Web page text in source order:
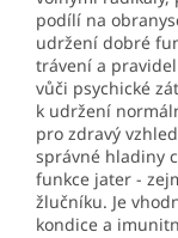
podílí na
udržení dobré
trávení a
vůči psychické
k udržení
pro zdravý
správné hladiny
funkce jater -
žlučníku. Je
kondice a